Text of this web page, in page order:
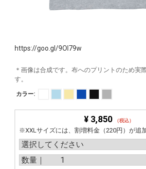
https://goo.gl/9OI79w
＊画像は合成です。布へのプリントのため実
す。
カラー:
¥ 3,850 （税込）
※XXLサイズには、割増料金（220円）が追